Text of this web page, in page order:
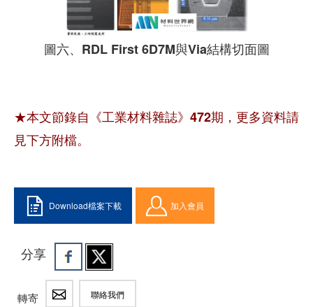
圖六、RDL First 6D7M與Via結構切面圖
★本文節錄自《工業材料雜誌》472期，更多資料請
見下方附檔。
Download檔案下載 加入會員
分享
轉寄 聯絡我們